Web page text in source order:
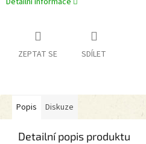
ZEPTAT SE SDÍLET
Popis Diskuze
Detailní popis produktu